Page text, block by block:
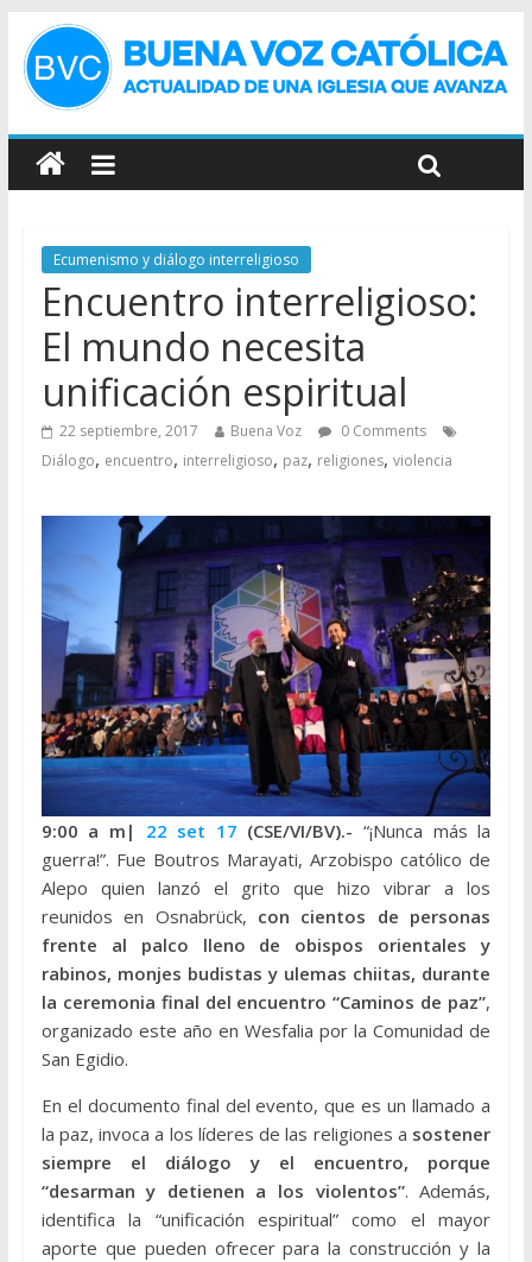
Ecumenismo y diálogo interreligioso
Encuentro interreligioso:
El mundo necesita
unificación espiritual
22 septiembre, 2017 Buena Voz
0 Comments
Diálogo, encuentro, interreligioso, paz, religiones, violencia
9:00 a m| 22 set 17 (CSE/VI/BV).-“¡Nunca más la
guerra!”. Fue Boutros Marayati, Arzobispo católico de
Alepo quien lanzó el grito que hizo vibrar a los
reunidos en Osnabrück, con cientos de personas
frente al palco lleno de obispos orientales y
rabinos, monjes budistas y ulemas chiitas, durante
la ceremonia final del encuentro “Caminos de paz”,
organizado este año en Wesfalia por la Comunidad de
San Egidio.
En el documento final del evento, que es un llamado a
la paz, invoca a los líderes de las religiones a sostener
siempre el diálogo y el encuentro, porque
“desarman y detienen a los violentos”. Además,
identifica la “unificación espiritual” como el mayor
aporte que pueden ofrecer para la construcción y la